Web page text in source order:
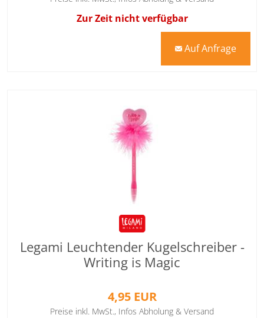
Zur Zeit nicht verfügbar
mail Auf Anfrage
Legami Leuchtender Kugelschreiber -
Writing is Magic
4,95 EUR
Preise inkl. MwSt., Infos Abholung & Versand